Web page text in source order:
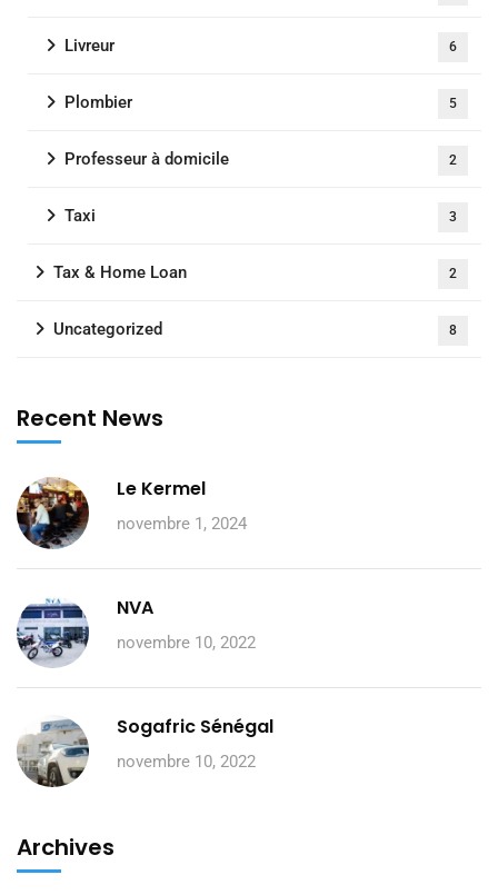
Livreur 6
Plombier 5
Professeur à domicile 2
Taxi 3
Tax & Home Loan 2
Uncategorized 8
Recent News
Le Kermel
novembre 1, 2024
NVA
novembre 10, 2022
Sogafric Sénégal
novembre 10, 2022
Archives